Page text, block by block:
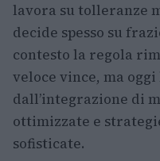
lavora su tolleranze
decide spesso su
contesto la regola
veloce vince, ma
dall’integrazione di
ottimizzate e
sofisticate.